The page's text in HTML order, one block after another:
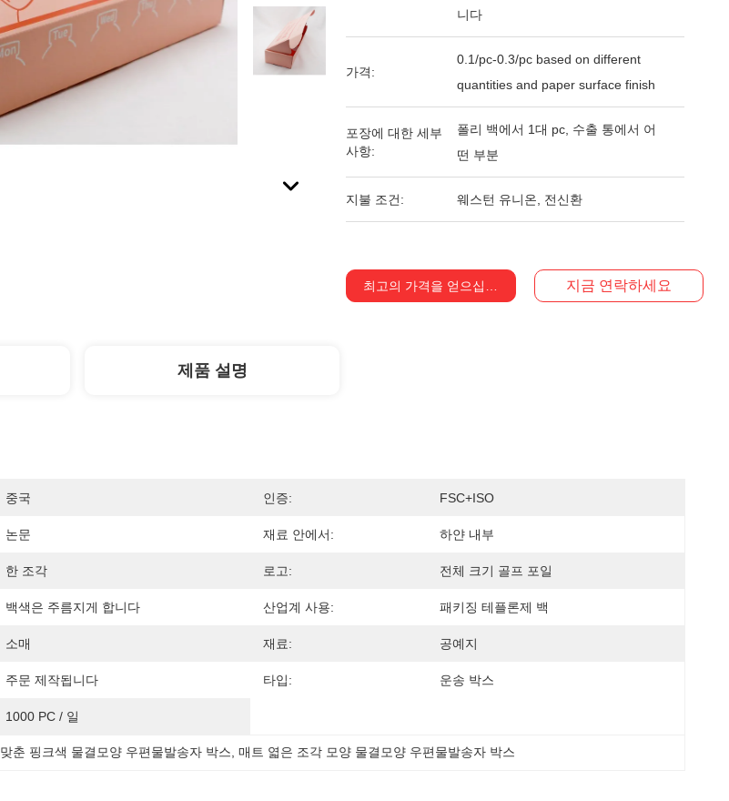
니다
가격:
0.1/pc-0.3/pc based on different
quantities and paper surface finish
포장에 대한 세부
사항:
폴리 백에서 1대 pc, 수출 통에서 어
떤 부분
지불 조건: 웨스턴 유니온, 전신환
최고의 가격을 얻으십시오 지금 연락하세요
제품 설명
중국 인증: FSC+ISO
논문 재료 안에서: 하얀 내부
한 조각 로고: 전체 크기 골프 포일
백색은 주름지게 합니다 산업계 사용: 패키징 테플론제 백
소매 재료: 공예지
주문 제작됩니다 타입: 운송 박스
1000 PC / 일
맞춘 핑크색 물결모양 우편물발송자 박스 , 매트 엷은 조각 모양 물결모양 우편물발송자 박스